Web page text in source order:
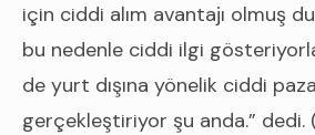
için ciddi alım avantajı olmuş
bu nedenle ciddi ilgi
de yurt dışına yönelik ciddi
gerçekleştiriyor şu anda.” dedi.